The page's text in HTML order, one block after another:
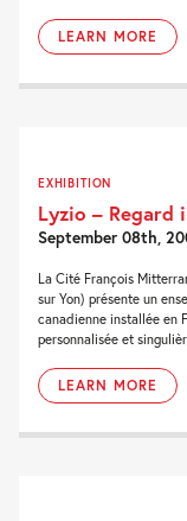
LEARN MORE
EXHIBITION
Lyzio – Regard
September 08th,
La Cité François
sur Yon) présente un
canadienne installée en
personnalisée et
LEARN MORE